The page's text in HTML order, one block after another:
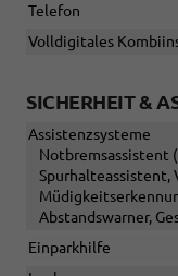
Telefon
Volldigitales
SICHERHEIT &
Assistenzsysteme
Notbremsassistent
Spurhalteassistent,
Abstandswarner,
Einparkhilfe